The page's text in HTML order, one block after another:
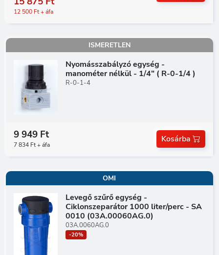
12 500 Ft + áfa
ISMERETLEN
Nyomásszabályzó egység -
manométer nélkül - 1/4" ( R-0-1/4 )
R-0-1-4
9 949 Ft
7 834 Ft + áfa
Kosárba
OMI
Levegő szűrő egység -
Ciklonszeparátor 1000 liter/perc - SA
0010 (03A.00060AG.0)
03A.0060AG.0
-20%